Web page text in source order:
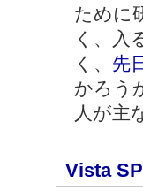
ために
く、入
く、 先
かろう
人が主
Vista